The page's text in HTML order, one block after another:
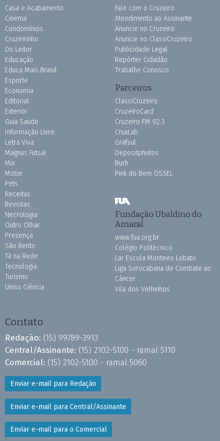
Casa e Acabamento
Cinema
Condomínios
Cruzeirinho
Do Leitor
Educação
Educa Mais Brasil
Esporte
Economia
Editorial
Exterior
Guia Saúde
Informação Livre
Letra Viva
Magnus Futsal
Mix
Motor
Pets
Receitas
Revistas
Necrologia
Outro Olhar
Presença
São Bento
Tá na Rede
Tecnologia
Turismo
Uniso Ciência
Fale com o Cruzeiro
Atendimento ao Assinante
Anuncie no Cruzeiro
Anuncie no ClassiCruzeiro
Publicidade Legal
Repórter Cidadão
Trabalhe Conosco
Parceiros
ClassiCruzeiro
CruzeiroCard
Cruzeiro FM 92.3
CruxLab
Grafsul
Depositphotos
Burh
Pink do Bem OSSEL
Fundação Ubaldino do
Amaral
www.fua.org.br
Colégio Politécnico
Lar Escola Monteiro Lobato
Liga Sorocabana de Combate ao
Câncer
Vila dos Velhinhos
Contato
Redação: (15) 99789-3913
Central/Assinante: (15) 2102-5100 - ramal 5110
Comercial: (15) 2102-5100 - ramal 5060
Enviar e-mail para Redação
Enviar e-mail para Central/Assinante
Enviar e-mail para o Comercial